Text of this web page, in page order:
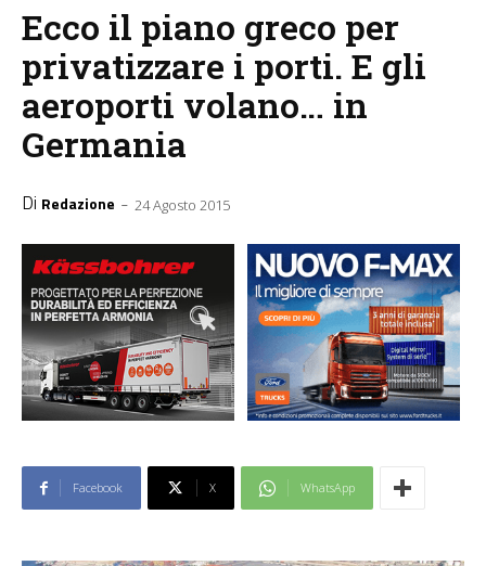
Ecco il piano greco per
privatizzare i porti. E gli
aeroporti volano… in
Germania
Di Redazione - 24 Agosto 2015
Facebook X WhatsApp